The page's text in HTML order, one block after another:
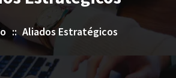
:: Aliados Estratégicos